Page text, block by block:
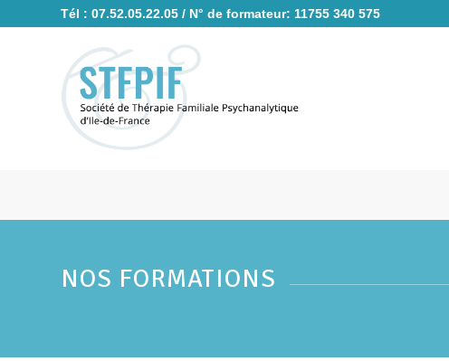
Tél : 07.52.05.22.05 / N° de formateur: 11755 340 575
NOS FORMATIONS